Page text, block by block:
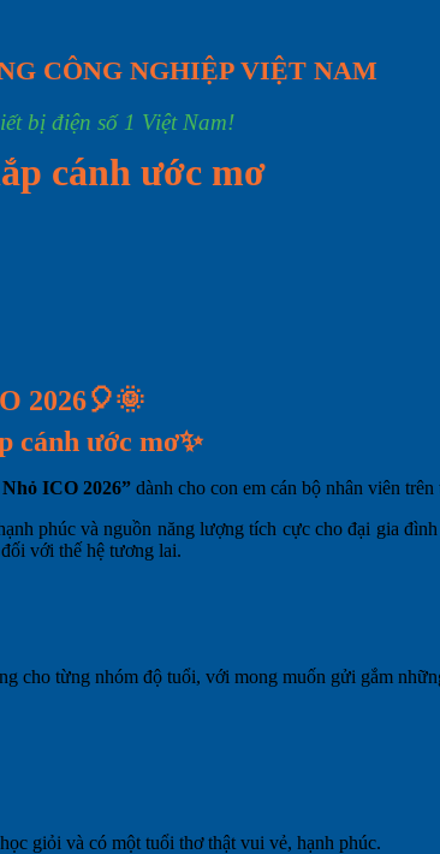
CÔNG NGHIỆP VIỆT NAM
bị điện số 1 Việt Nam!
cánh ước mơ
2026🎈🌞
cánh ước mơ✨
ICO 2026” dành cho con em cán bộ nhân viên trên
phúc và nguồn năng lượng tích cực cho đại gia
với thế hệ tương lai.
cho từng nhóm độ tuổi, với mong muốn gửi gắm
giỏi và có một tuổi thơ thật vui vẻ, hạnh phúc.